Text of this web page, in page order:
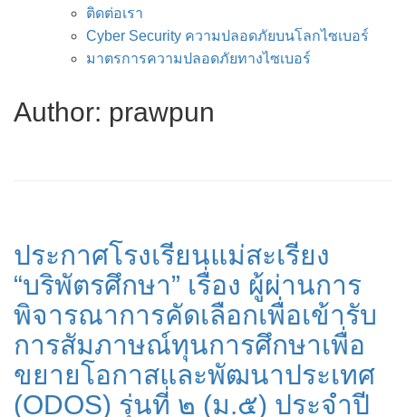
ติดต่อเรา
Cyber Security ความปลอดภัยบนโลกไซเบอร์
มาตรการความปลอดภัยทางไซเบอร์
Author: prawpun
ประกาศโรงเรียนแม่สะเรียง
“บริพัตรศึกษา” เรื่อง ผู้ผ่านการ
พิจารณาการคัดเลือกเพื่อเข้ารับ
การสัมภาษณ์ทุนการศึกษาเพื่อ
ขยายโอกาสและพัฒนาประเทศ
(ODOS) รุ่นที่ ๒ (ม.๕) ประจำปี